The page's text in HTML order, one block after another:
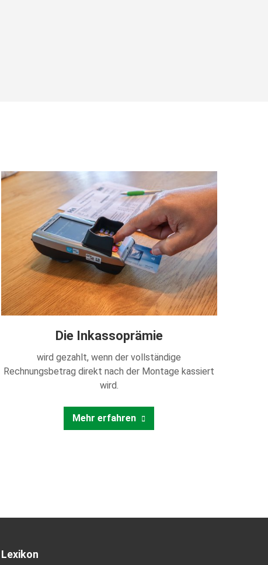
Die Inkassoprämie
wird gezahlt, wenn der vollständige
Rechnungsbetrag direkt nach der Montage kassiert
wird.
Mehr erfahren
Lexikon